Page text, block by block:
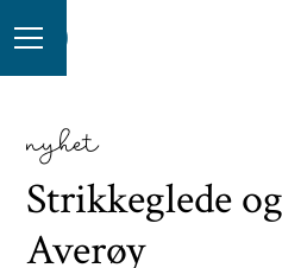
nyhet
Strikkeglede
Averøy